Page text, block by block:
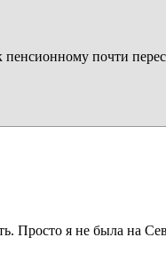
почти
Просто я не была на